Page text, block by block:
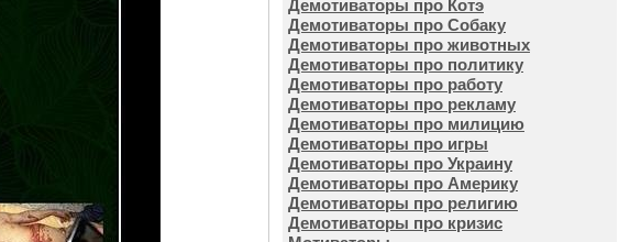
Демотиваторы про Котэ
Демотиваторы про Собаку
Демотиваторы про животных
Демотиваторы про политику
Демотиваторы про работу
Демотиваторы про рекламу
Демотиваторы про милицию
Демотиваторы про игры
Демотиваторы про Украину
Демотиваторы про Америку
Демотиваторы про религию
Демотиваторы про кризис